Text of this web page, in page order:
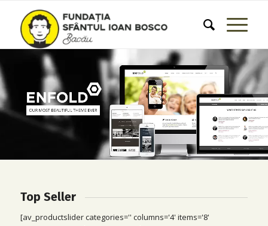
Top Seller
[av_productslider categories='' columns='4' items='8'